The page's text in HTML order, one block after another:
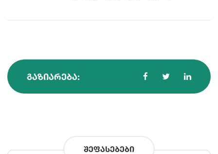
ᲒᲐᲖᲘᲐᲠᲔᲑᲐ:
შეფასებები